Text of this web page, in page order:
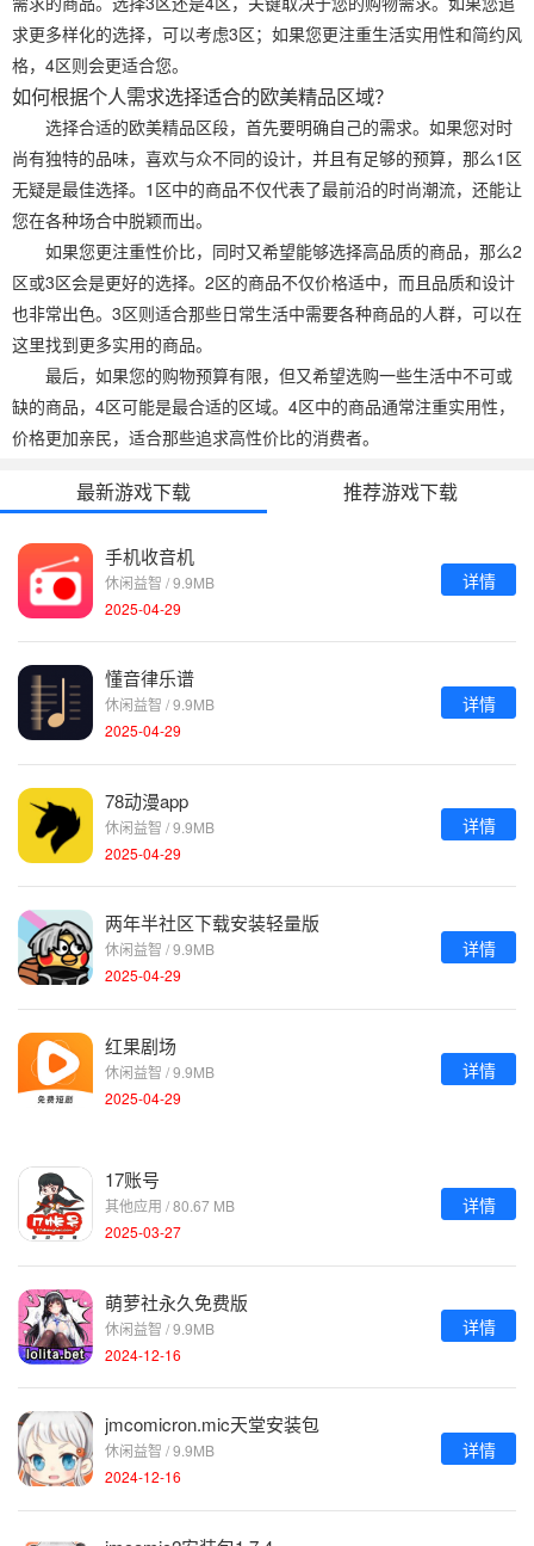
求更多样化的选择，可以考虑3区；如果您更注重生活实用性和简约风
格，4区则会更适合您。
如何根据个人需求选择适合的欧美精品区域？
选择合适的欧美精品区段，首先要明确自己的需求。如果您对时
尚有独特的品味，喜欢与众不同的设计，并且有足够的预算，那么1区
无疑是最佳选择。1区中的商品不仅代表了最前沿的时尚潮流，还能让
您在各种场合中脱颖而出。
如果您更注重性价比，同时又希望能够选择高品质的商品，那么2
区或3区会是更好的选择。2区的商品不仅价格适中，而且品质和设计
也非常出色。3区则适合那些日常生活中需要各种商品的人群，可以在
这里找到更多实用的商品。
最后，如果您的购物预算有限，但又希望选购一些生活中不可或
缺的商品，4区可能是最合适的区域。4区中的商品通常注重实用性，
价格更加亲民，适合那些追求高性价比的消费者。
最新游戏下载 推荐游戏下载
手机收音机
休闲益智 / 9.9MB
2025-04-29
详情
懂音律乐谱
休闲益智 / 9.9MB
2025-04-29
详情
78动漫app
休闲益智 / 9.9MB
2025-04-29
详情
两年半社区下载安装轻量版
休闲益智 / 9.9MB
2025-04-29
详情
红果剧场
休闲益智 / 9.9MB
2025-04-29
详情
17账号
其他应用 / 80.67 MB
2025-03-27
详情
萌萝社永久免费版
休闲益智 / 9.9MB
2024-12-16
详情
jmcomicron.mic天堂安装包
休闲益智 / 9.9MB
2024-12-16
详情